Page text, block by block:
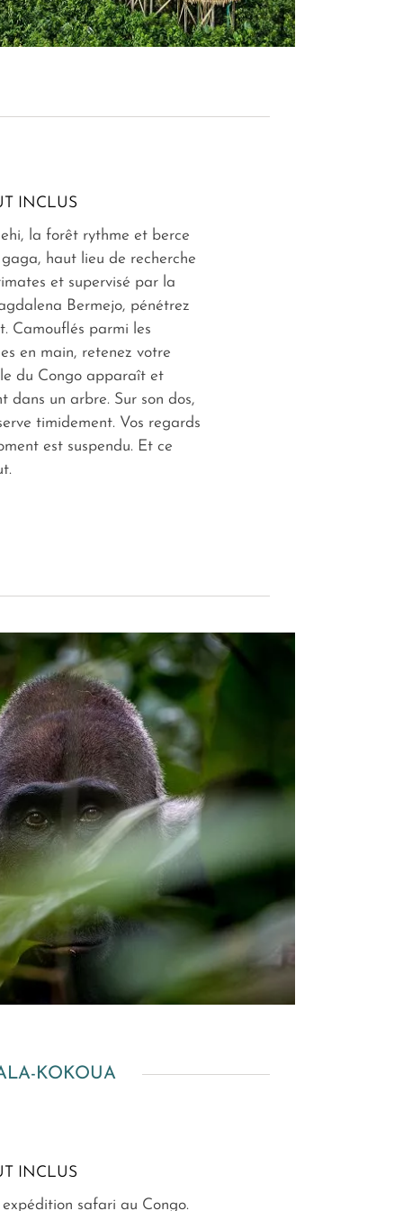
INCLUS
la forêt rythme et berce
haut lieu de recherche
et supervisé par la
Bermejo, pénétrez
Camouflés parmi les
en main, retenez votre
du Congo apparaît et
dans un arbre. Sur son dos,
timidement. Vos regards
est suspendu. Et ce
KOKOUA
INCLUS
expédition safari au Congo.